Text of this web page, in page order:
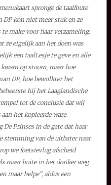
spronge de taalfoute
DP kon niet meer stuk en ze
make voor haar verzameling.
ze eigelijk aan het doen was
een taalLesje te geve en alle
op stoom, maar hoe
DP, hoe bewolkter het
hij het Laaglandische
tot de conclusie dat wij
het kopieerde ware.
De Prinses in de gate dat haar
stemming van de uitbater naar
we foetsievlug afscheid
maar buite in het donker weg
maar helpe”, aldus een